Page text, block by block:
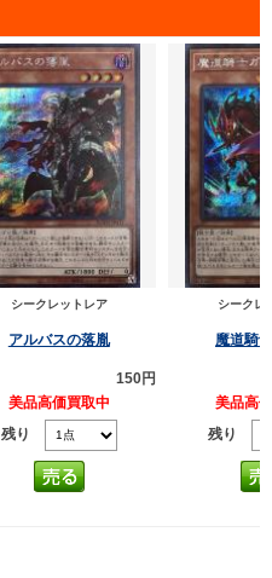
シークレットレア
アルバスの落胤
150円
美品高価買取中
残り
シークレ
魔道騎
美品高
残り